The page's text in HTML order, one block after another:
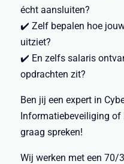
écht aansluiten?
✔️ Zelf bepalen hoe
uitziet?
✔️ En zelfs salaris
opdrachten zit?
Ben jij een expert in
Informatiebeveiliging of
graag spreken!
Wij werken met een 70/